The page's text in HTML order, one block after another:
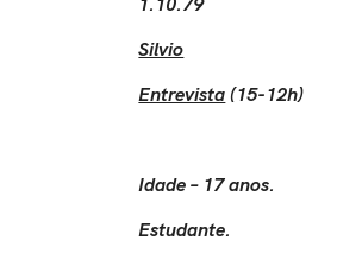
Silvio
Entrevista(15-12h)
Idade – 17 anos.
Estudante.